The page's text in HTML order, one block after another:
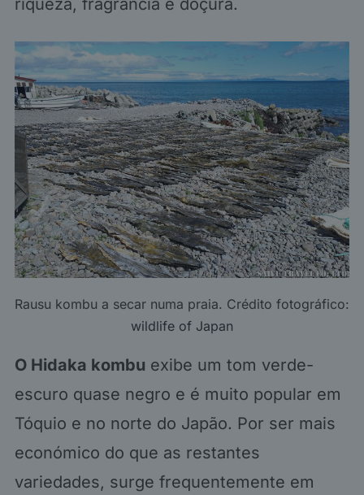
riqueza, fragrância e doçura.
Rausu kombu a secar numa praia. Crédito fotográfico:
wildlife of Japan
O Hidaka kombu exibe um tom verde-
escuro quase negro e é muito popular em
Tóquio e no norte do Japão. Por ser mais
económico do que as restantes
variedades, surge frequentemente em